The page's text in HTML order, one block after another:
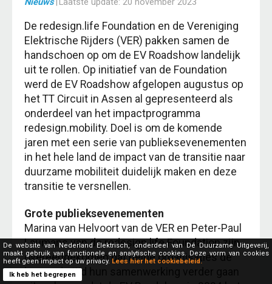
De redesign.life Foundation en de Vereniging
Elektrische Rijders (VER) pakken samen de
handschoen op om de EV Roadshow landelijk
uit te rollen. Op initiatief van de Foundation
werd de EV Roadshow afgelopen augustus op
het TT Circuit in Assen al gepresenteerd als
onderdeel van het impactprogramma
redesign.mobility. Doel is om de komende
jaren met een serie van publieksevenementen
in het hele land de impact van de transitie naar
duurzame mobiliteit duidelijk maken en deze
transitie te versnellen.
Grote publieksevenementen
Marina van Helvoort van de VER en Peter-Paul
Laumans van de redesign.life Foundation zijn
overeengekomen dat beide organisaties de
komende tijd hun samenwerking verder gaan
De website van Nederland Elektrisch, onderdeel van Dé Duurzame Uitgeverij,
maakt gebruik van functionele en analytische cookies. Deze vorm van cookies
heeft geen impact op uw privacy. Lees hier het cookiebeleid.
Ik heb het begrepen